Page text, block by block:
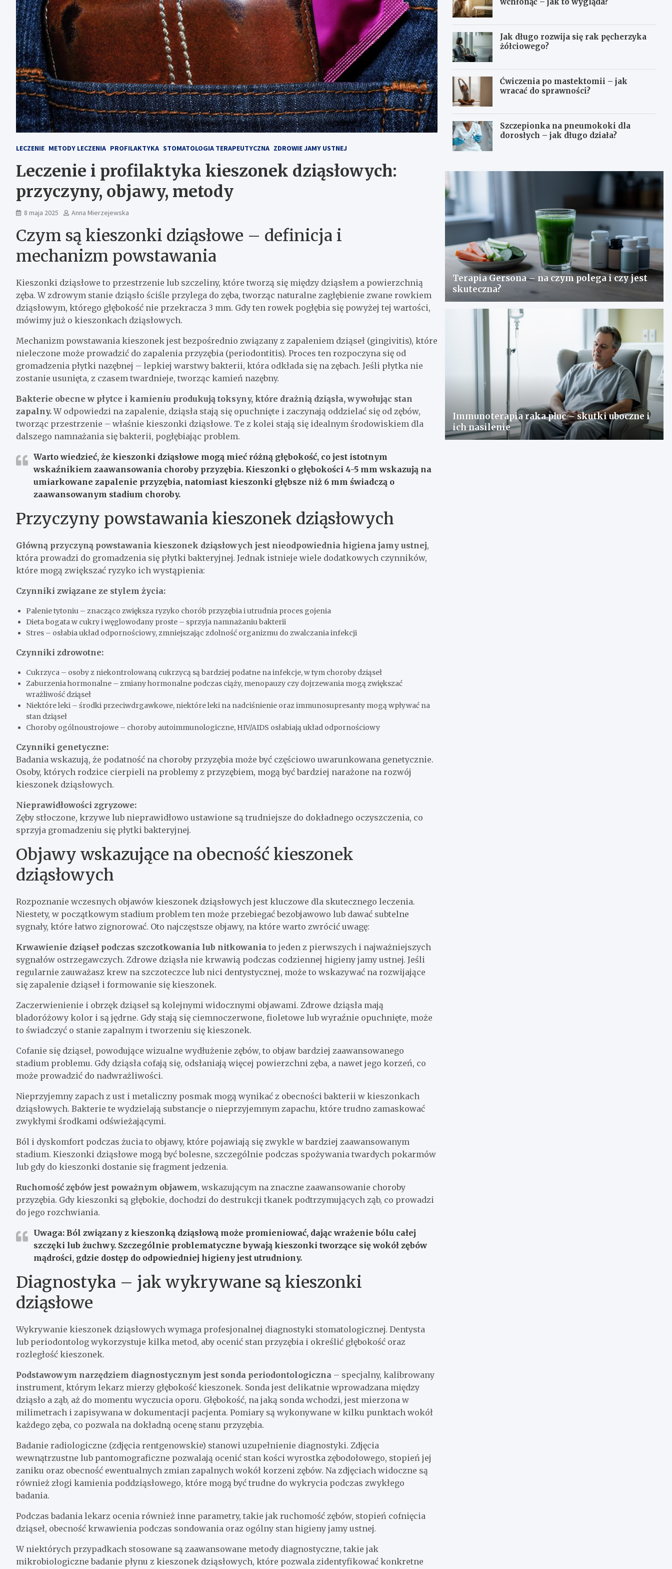
LECZENIE METODY LECZENIA PROFILAKTYKA STOMATOLOGIA TERAPEUTYCZNA ZDROWIE JAMY USTNEJ
Leczenie i profilaktyka kieszonek dziąsłowych:
przyczyny, objawy, metody
8 maja 2025 Anna Mierzejewska
Czym są kieszonki dziąsłowe – definicja i
mechanizm powstawania
Kieszonki dziąsłowe to przestrzenie lub szczeliny, które tworzą się między dziąsłem a powierzchnią
zęba. W zdrowym stanie dziąsło ściśle przylega do zęba, tworząc naturalne zagłębienie zwane rowkiem
dziąsłowym, którego głębokość nie przekracza 3 mm. Gdy ten rowek pogłębia się powyżej tej wartości,
mówimy już o kieszonkach dziąsłowych.
Mechanizm powstawania kieszonek jest bezpośrednio związany z zapaleniem dziąseł (gingivitis), które
nieleczone może prowadzić do zapalenia przyzębia (periodontitis). Proces ten rozpoczyna się od
gromadzenia płytki nazębnej – lepkiej warstwy bakterii, która odkłada się na zębach. Jeśli płytka nie
zostanie usunięta, z czasem twardnieje, tworząc kamień nazębny.
Bakterie obecne w płytce i kamieniu produkują toksyny, które drażnią dziąsła, wywołując stan
zapalny.W odpowiedzi na zapalenie, dziąsła stają się opuchnięte i zaczynają oddzielać się od zębów,
tworząc przestrzenie – właśnie kieszonki dziąsłowe. Te z kolei stają się idealnym środowiskiem dla
dalszego namnażania się bakterii, pogłębiając problem.
Warto wiedzieć, że kieszonki dziąsłowe mogą mieć różną głębokość, co jest istotnym
wskaźnikiem zaawansowania choroby przyzębia. Kieszonki o głębokości 4-5 mm wskazują na
umiarkowane zapalenie przyzębia, natomiast kieszonki głębsze niż 6 mm świadczą o
zaawansowanym stadium choroby.
Przyczyny powstawania kieszonek dziąsłowych
Główną przyczyną powstawania kieszonek dziąsłowych jest nieodpowiednia higiena jamy ustnej,
która prowadzi do gromadzenia się płytki bakteryjnej. Jednak istnieje wiele dodatkowych czynników,
które mogą zwiększać ryzyko ich wystąpienia:
Czynniki związane ze stylem życia:
Palenie tytoniu – znacząco zwiększa ryzyko chorób przyzębia i utrudnia proces gojenia
Dieta bogata w cukry i węglowodany proste – sprzyja namnażaniu bakterii
Stres – osłabia układ odpornościowy, zmniejszając zdolność organizmu do zwalczania infekcji
Czynniki zdrowotne:
Cukrzyca – osoby z niekontrolowaną cukrzycą są bardziej podatne na infekcje, w tym choroby dziąseł
Zaburzenia hormonalne – zmiany hormonalne podczas ciąży, menopauzy czy dojrzewania mogą zwiększać
wrażliwość dziąseł
Niektóre leki – środki przeciwdrgawkowe, niektóre leki na nadciśnienie oraz immunosupresanty mogą wpływać na
stan dziąseł
Choroby ogólnoustrojowe – choroby autoimmunologiczne, HIV/AIDS osłabiają układ odpornościowy
Czynniki genetyczne:
Badania wskazują, że podatność na choroby przyzębia może być częściowo uwarunkowana genetycznie.
Osoby, których rodzice cierpieli na problemy z przyzębiem, mogą być bardziej narażone na rozwój
kieszonek dziąsłowych.
Nieprawidłowości zgryzowe:
Zęby stłoczone, krzywe lub nieprawidłowo ustawione są trudniejsze do dokładnego oczyszczenia, co
sprzyja gromadzeniu się płytki bakteryjnej.
Objawy wskazujące na obecność kieszonek
dziąsłowych
Rozpoznanie wczesnych objawów kieszonek dziąsłowych jest kluczowe dla skutecznego leczenia.
Niestety, w początkowym stadium problem ten może przebiegać bezobjawowo lub dawać subtelne
sygnały, które łatwo zignorować. Oto najczęstsze objawy, na które warto zwrócić uwagę:
Krwawienie dziąseł podczas szczotkowania lub nitkowania to jeden z pierwszych i najważniejszych
sygnałów ostrzegawczych. Zdrowe dziąsła nie krwawią podczas codziennej higieny jamy ustnej. Jeśli
regularnie zauważasz krew na szczoteczce lub nici dentystycznej, może to wskazywać na rozwijające
się zapalenie dziąseł i formowanie się kieszonek.
Zaczerwienienie i obrzęk dziąseł są kolejnymi widocznymi objawami. Zdrowe dziąsła mają
bladoróżowy kolor i są jędrne. Gdy stają się ciemnoczerwone, fioletowe lub wyraźnie opuchnięte, może
to świadczyć o stanie zapalnym i tworzeniu się kieszonek.
Cofanie się dziąseł, powodujące wizualne wydłużenie zębów, to objaw bardziej zaawansowanego
stadium problemu. Gdy dziąsła cofają się, odsłaniają więcej powierzchni zęba, a nawet jego korzeń, co
może prowadzić do nadwrażliwości.
Nieprzyjemny zapach z ust i metaliczny posmak mogą wynikać z obecności bakterii w kieszonkach
dziąsłowych. Bakterie te wydzielają substancje o nieprzyjemnym zapachu, które trudno zamaskować
zwykłymi środkami odświeżającymi.
Ból i dyskomfort podczas żucia to objawy, które pojawiają się zwykle w bardziej zaawansowanym
stadium. Kieszonki dziąsłowe mogą być bolesne, szczególnie podczas spożywania twardych pokarmów
lub gdy do kieszonki dostanie się fragment jedzenia.
Ruchomość zębów jest poważnym objawem, wskazującym na znaczne zaawansowanie choroby
przyzębia. Gdy kieszonki są głębokie, dochodzi do destrukcji tkanek podtrzymujących ząb, co prowadzi
do jego rozchwiania.
Uwaga: Ból związany z kieszonką dziąsłową może promieniować, dając wrażenie bólu całej
szczęki lub żuchwy. Szczególnie problematyczne bywają kieszonki tworzące się wokół zębów
mądrości, gdzie dostęp do odpowiedniej higieny jest utrudniony.
Diagnostyka – jak wykrywane są kieszonki
dziąsłowe
Wykrywanie kieszonek dziąsłowych wymaga profesjonalnej diagnostyki stomatologicznej. Dentysta
lub periodontolog wykorzystuje kilka metod, aby ocenić stan przyzębia i określić głębokość oraz
rozległość kieszonek.
Podstawowym narzędziem diagnostycznym jest sonda periodontologiczna – specjalny, kalibrowany
instrument, którym lekarz mierzy głębokość kieszonek. Sonda jest delikatnie wprowadzana między
dziąsło a ząb, aż do momentu wyczucia oporu. Głębokość, na jaką sonda wchodzi, jest mierzona w
milimetrach i zapisywana w dokumentacji pacjenta. Pomiary są wykonywane w kilku punktach wokół
każdego zęba, co pozwala na dokładną ocenę stanu przyzębia.
Badanie radiologiczne (zdjęcia rentgenowskie) stanowi uzupełnienie diagnostyki. Zdjęcia
wewnątrzustne lub pantomograficzne pozwalają ocenić stan kości wyrostka zębodołowego, stopień jej
zaniku oraz obecność ewentualnych zmian zapalnych wokół korzeni zębów. Na zdjęciach widoczne są
również złogi kamienia poddziąsłowego, które mogą być trudne do wykrycia podczas zwykłego
badania.
Podczas badania lekarz ocenia również inne parametry, takie jak ruchomość zębów, stopień cofnięcia
dziąseł, obecność krwawienia podczas sondowania oraz ogólny stan higieny jamy ustnej.
W niektórych przypadkach stosowane są zaawansowane metody diagnostyczne, takie jak
mikrobiologiczne badanie płynu z kieszonek dziąsłowych, które pozwala zidentyfikować konkretne
Jak długo rozwija się rak pęcherzyka
żółciowego?
Ćwiczenia po mastektomii – jak
wracać do sprawności?
Szczepionka na pneumokoki dla
dorosłych – jak długo działa?
Terapia Gersona – na czym polega i czy jest
skuteczna?
Immunoterapia raka płuc – skutki uboczne i
ich nasilenie